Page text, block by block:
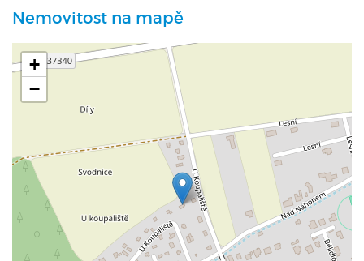
Nemovitost na mapě
+
−